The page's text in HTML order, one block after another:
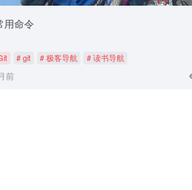
用命令
# git # 极客导航 # 读书导航
前